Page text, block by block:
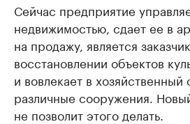
Сейчас предприятие
недвижимостью, сдает ее в
на продажу, является
восстановлении объектов
и вовлекает в
различные сооружения.
не позволит этого делать.